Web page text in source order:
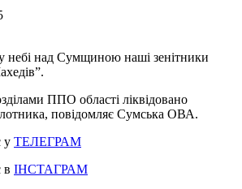
небі над Сумщиною наші зенітники
ППО області ліквідовано
повідомляє Сумська ОВА.
у ТЕЛЕГРАМ
в ІНСТАГРАМ